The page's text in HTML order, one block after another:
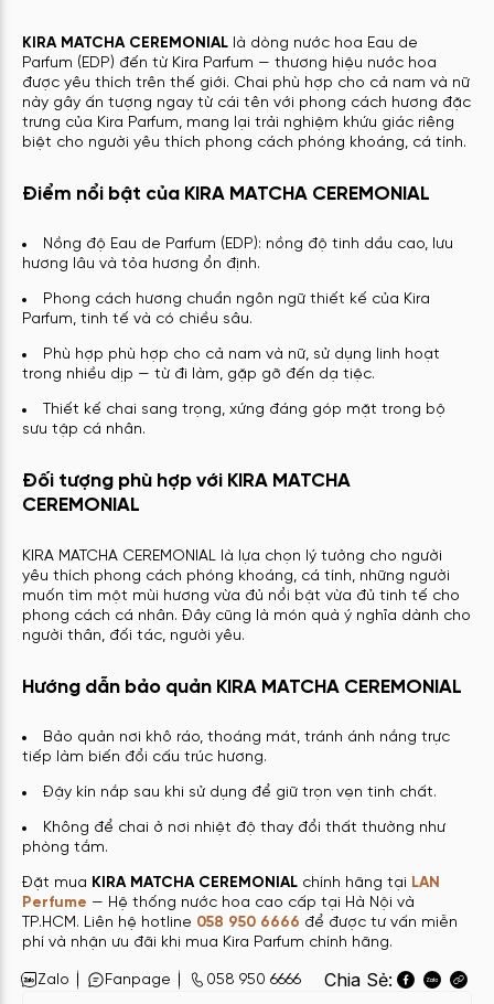
KIRA MATCHA CEREMONIAL là dòng nước hoa Eau de
Parfum (EDP) đến từ Kira Parfum — thương hiệu nước hoa
được yêu thích trên thế giới. Chai phù hợp cho cả nam và nữ
này gây ấn tượng ngay từ cái tên với phong cách hương đặc
trưng của Kira Parfum, mang lại trải nghiệm khứu giác riêng
biệt cho người yêu thích phong cách phóng khoáng, cá tính.
Điểm nổi bật của KIRA MATCHA CEREMONIAL
Nồng độ Eau de Parfum (EDP): nồng độ tinh dầu cao, lưu
hương lâu và tỏa hương ổn định.
Phong cách hương chuẩn ngôn ngữ thiết kế của Kira
Parfum, tinh tế và có chiều sâu.
Phù hợp phù hợp cho cả nam và nữ, sử dụng linh hoạt
trong nhiều dịp — từ đi làm, gặp gỡ đến dạ tiệc.
Thiết kế chai sang trọng, xứng đáng góp mặt trong bộ
sưu tập cá nhân.
Đối tượng phù hợp với KIRA MATCHA
CEREMONIAL
KIRA MATCHA CEREMONIAL là lựa chọn lý tưởng cho người
yêu thích phong cách phóng khoáng, cá tính, những người
muốn tìm một mùi hương vừa đủ nổi bật vừa đủ tinh tế cho
phong cách cá nhân. Đây cũng là món quà ý nghĩa dành cho
người thân, đối tác, người yêu.
Hướng dẫn bảo quản KIRA MATCHA CEREMONIAL
Bảo quản nơi khô ráo, thoáng mát, tránh ánh nắng trực
tiếp làm biến đổi cấu trúc hương.
Đậy kín nắp sau khi sử dụng để giữ trọn vẹn tinh chất.
Không để chai ở nơi nhiệt độ thay đổi thất thường như
phòng tắm.
Đặt mua KIRA MATCHA CEREMONIAL chính hãng tại LAN
Perfume — Hệ thống nước hoa cao cấp tại Hà Nội và
TP.HCM. Liên hệ hotline 058 950 6666 để được tư vấn miễn
phí và nhận ưu đãi khi mua Kira Parfum chính hãng.
Zalo Fanpage 058 950 6666 Chia Sẻ: